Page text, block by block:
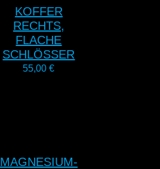
KOFFER
RECHTS,
FLACHE
SCHLÖSSER
55,00€
MAGNESIUM-